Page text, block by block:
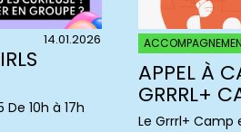
14.01.2026
10h à 17h
APPEL À
GRRRL+
Le Grrrl+